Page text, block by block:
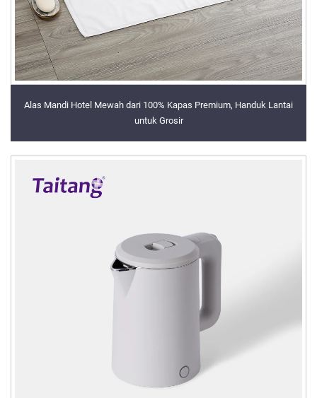
Alas Mandi Hotel Mewah dari 100% Kapas Premium, Handuk Lantai
untuk Grosir